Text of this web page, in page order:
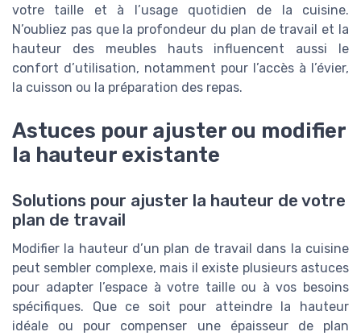
votre taille et à l’usage quotidien de la cuisine.
N’oubliez pas que la profondeur du plan de travail et la
hauteur des meubles hauts influencent aussi le
confort d’utilisation, notamment pour l’accès à l’évier,
la cuisson ou la préparation des repas.
Astuces pour ajuster ou modifier
la hauteur existante
Solutions pour ajuster la hauteur de votre
plan de travail
Modifier la hauteur d’un plan de travail dans la cuisine
peut sembler complexe, mais il existe plusieurs astuces
pour adapter l’espace à votre taille ou à vos besoins
spécifiques. Que ce soit pour atteindre la hauteur
idéale ou pour compenser une épaisseur de plan